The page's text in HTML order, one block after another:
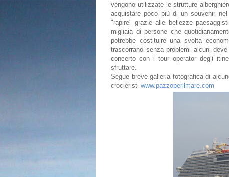
vengono utilizzate le strutture
acquistare poco più di un souvenir
"rapire" grazie alle bellezze
migliaia di persone che
potrebbe costituire una svolta
trascorrano senza problemi alcuni
concerto con i tour operator degli
sfruttare.
Segue breve galleria fotografica di
crocieristi www.pazzoperilmare.com